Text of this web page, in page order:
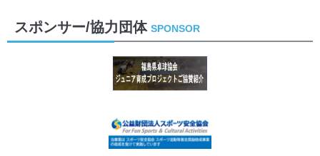
スポンサー/協力団体 SPONSOR